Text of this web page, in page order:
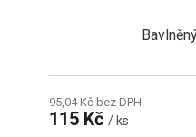
95,04 Kč bez DPH
115 Kč/ ks